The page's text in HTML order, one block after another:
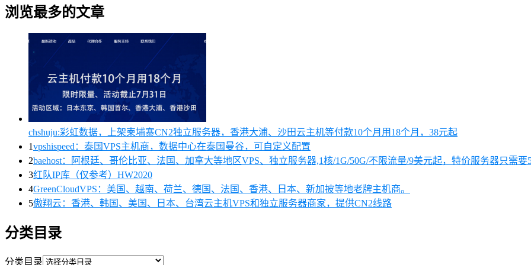
浏览最多的文章
chshuju:彩虹数据，上架柬埔寨CN2独立服务器，香港大浦、沙田云主机等付款10个月用18个月，38元起
1vpshispeed：泰国VPS主机商，数据中心在泰国曼谷，可自定义配置
2baehost：阿根廷、哥伦比亚、法国、加拿大等地区VPS、独立服务器,1核/1G/50G/不限流量/9美元起，特价服务器只需要
3红队IP库（仅参考）HW2020
4GreenCloudVPS：美国、越南、荷兰、德国、法国、香港、日本、新加披等地老牌主机商。
5傲翔云：香港、韩国、美国、日本、台湾云主机VPS和独立服务器商家，提供CN2线路
分类目录
分类目录